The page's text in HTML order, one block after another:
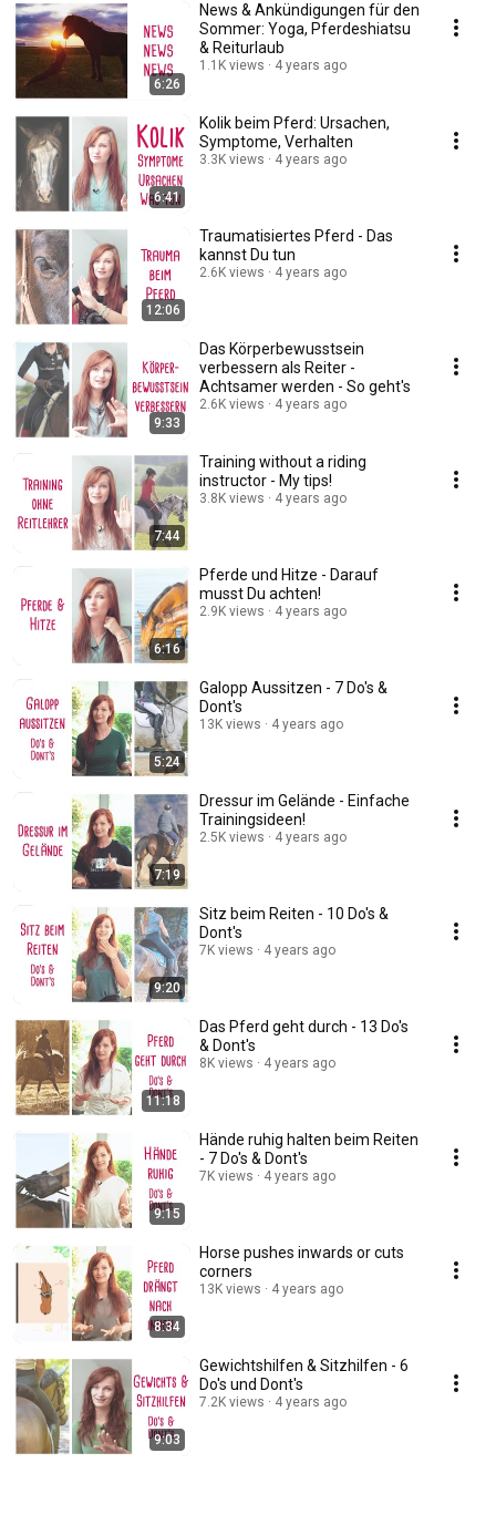
6:26
News & Ankündigungen für den
Sommer: Yoga, Pferdeshiatsu
& Reiturlaub
1.1K views 4 years ago
6:41
Kolik beim Pferd: Ursachen,
Symptome, Verhalten
3.3K views 4 years ago
12:06
Traumatisiertes Pferd - Das
kannst Du tun
2.6K views 4 years ago
9:33
Das Körperbewusstsein
verbessern als Reiter -
Achtsamer werden - So geht's
2.6K views 4 years ago
7:44
Training without a riding
instructor - My tips!
3.8K views 4 years ago
6:16
Pferde und Hitze - Darauf
musst Du achten!
2.9K views 4 years ago
5:24
Galopp Aussitzen - 7 Do's &
Dont's
13K views 4 years ago
7:19
Dressur im Gelände - Einfache
Trainingsideen!
2.5K views 4 years ago
9:20
Sitz beim Reiten - 10 Do's &
Dont's
7K views 4 years ago
11:18
Das Pferd geht durch - 13 Do's
& Dont's
8K views 4 years ago
9:15
Hände ruhig halten beim Reiten
- 7 Do's & Dont's
7K views 4 years ago
8:34
Horse pushes inwards or cuts
corners
13K views 4 years ago
9:03
Gewichtshilfen & Sitzhilfen - 6
Do's und Dont's
7.2K views 4 years ago